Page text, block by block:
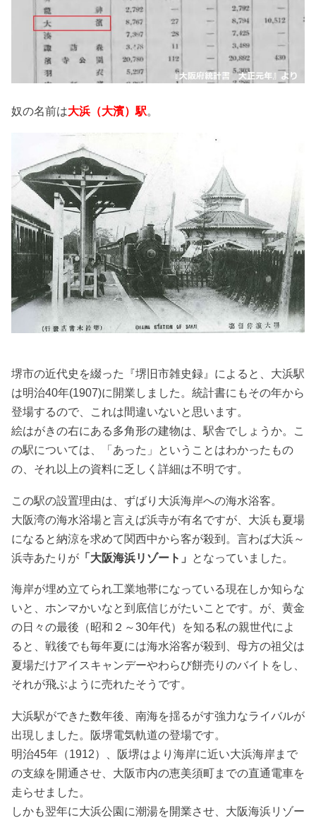
奴の名前は大浜（大濱）駅。
堺市の近代史を綴った『堺旧市雑史録』によると、大浜駅
は明治40年(1907)に開業しました。統計書にもその年から
登場するので、これは間違いないと思います。
絵はがきの右にある多角形の建物は、駅舎でしょうか。こ
の駅については、「あった」ということはわかったもの
の、それ以上の資料に乏しく詳細は不明です。
この駅の設置理由は、ずばり大浜海岸への海水浴客。
大阪湾の海水浴場と言えば浜寺が有名ですが、大浜も夏場
になると納涼を求めて関西中から客が殺到。言わば大浜～
浜寺あたりが 「大阪海浜リゾート」 となっていました。
海岸が埋め立てられ工業地帯になっている現在しか知らな
いと、ホンマかいなと到底信じがたいことです。が、黄金
の日々の最後（昭和２～30年代）を知る私の親世代によ
ると、戦後でも毎年夏には海水浴客が殺到、母方の祖父は
夏場だけアイスキャンデーやわらび餅売りのバイトをし、
それが飛ぶように売れたそうです。
大浜駅ができた数年後、南海を揺るがす強力なライバルが
出現しました。阪堺電気軌道の登場です。
明治45年（1912）、阪堺はより海岸に近い大浜海岸まで
の支線を開通させ、大阪市内の恵美須町までの直通電車を
走らせました。
しかも翌年に大浜公園に潮湯を開業させ、大阪海浜リゾー